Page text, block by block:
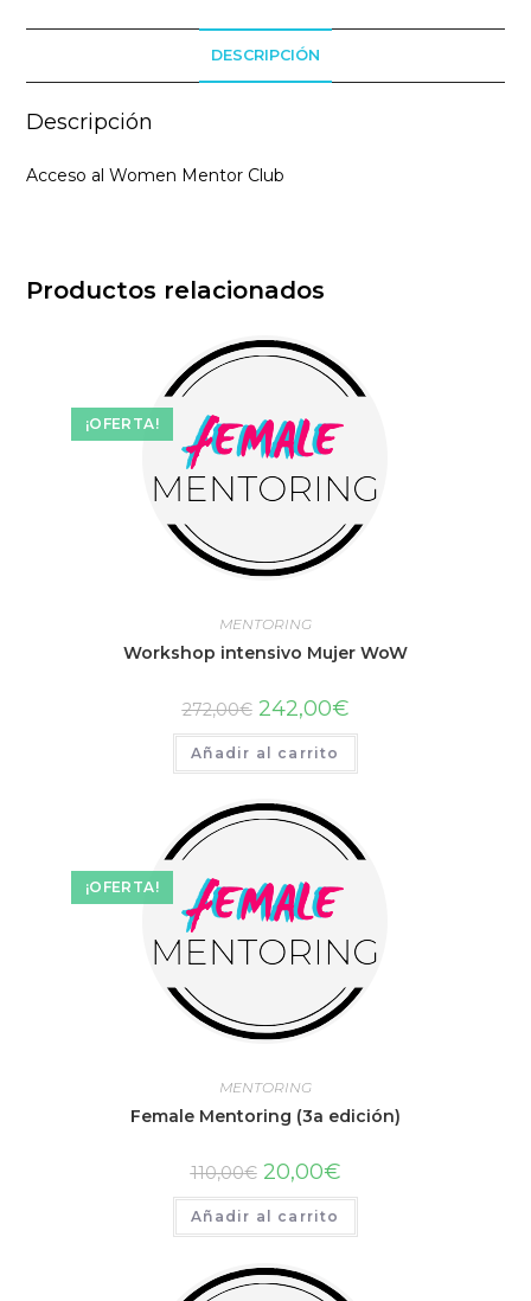
DESCRIPCIÓN
Descripción
Acceso al Women Mentor Club
Productos relacionados
¡OFERTA!
MENTORING
Workshop intensivo Mujer WoW
272,00€ 242,00€
Añadir al carrito
¡OFERTA!
MENTORING
Female Mentoring (3a edición)
110,00€ 20,00€
Añadir al carrito